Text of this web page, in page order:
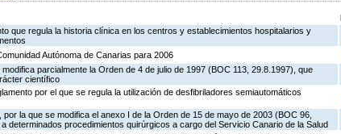
que regula la historia clínica en los centros y establecimientos hospitalarios y
Autónoma de Canarias para 2006
parcialmente la Orden de 4 de julio de 1997 (BOC 113, 29.8.1997), que
científico
por el que se regula la utilización de desfibriladores semiautomáticos
la que se modifica el anexo I de la Orden de 15 de mayo de 2003 (BOC 96,
procedimientos quirúrgicos a cargo del Servicio Canario de la Salud